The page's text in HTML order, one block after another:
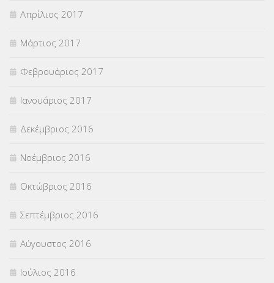
Απρίλιος 2017
Μάρτιος 2017
Φεβρουάριος 2017
Ιανουάριος 2017
Δεκέμβριος 2016
Νοέμβριος 2016
Οκτώβριος 2016
Σεπτέμβριος 2016
Αύγουστος 2016
Ιούλιος 2016